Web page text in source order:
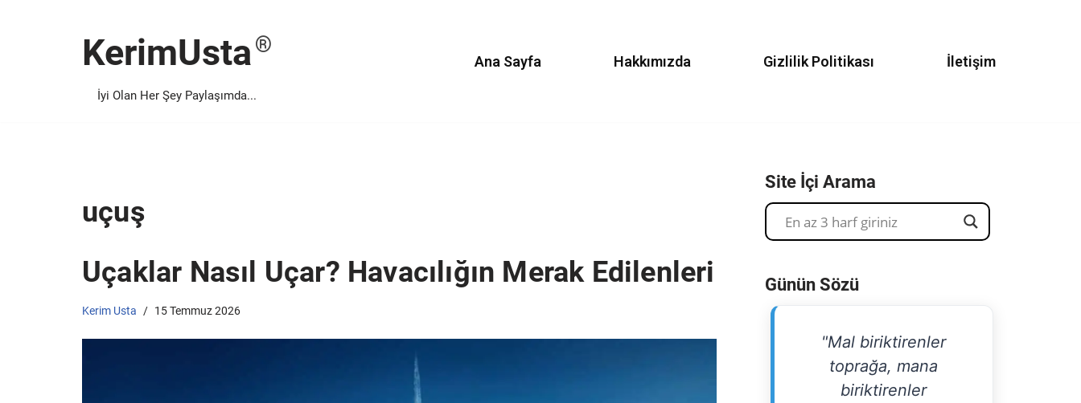
KerimUsta
İyi Olan Her Şey Paylaşımda...
Ana Sayfa Hakkımızda Gizlilik Politikası İletişim
uçuş
Uçaklar Nasıl Uçar? Havacılığın Merak Edilenleri
Kerim Usta 15 Temmuz 2026
Site İçi Arama
Günün Sözü
"Mal biriktirenler
toprağa, mana
biriktirenler